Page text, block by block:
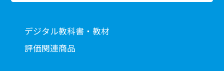
デジタル教科書・教材
評価関連商品